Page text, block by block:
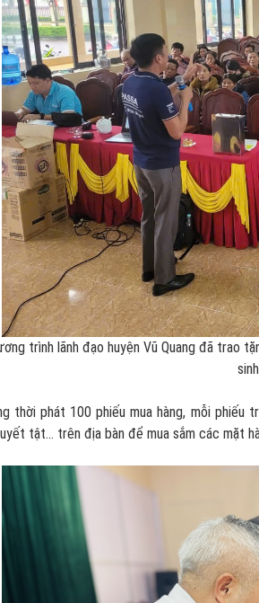
trình lãnh đạo huyện Vũ Quang đã trao
phát 100 phiếu mua hàng, mỗi phiếu trị
tật… trên địa bàn để mua sắm các mặt